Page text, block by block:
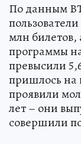
По данным
млн билетов,
программы
превысили
пришлось на
проявили
лет – они
совершили